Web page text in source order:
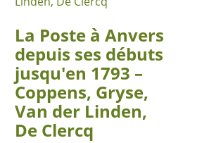
La Poste à Anvers
depuis ses débuts
jusqu′en 1793 –
Coppens, Gryse,
Van der Linden,
De Clercq